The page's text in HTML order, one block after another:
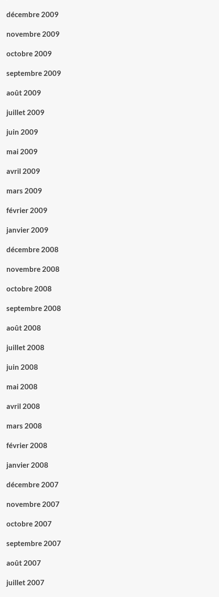
décembre 2009
novembre 2009
octobre 2009
septembre 2009
août 2009
juillet 2009
juin 2009
mai 2009
avril 2009
mars 2009
février 2009
janvier 2009
décembre 2008
novembre 2008
octobre 2008
septembre 2008
août 2008
juillet 2008
juin 2008
mai 2008
avril 2008
mars 2008
février 2008
janvier 2008
décembre 2007
novembre 2007
octobre 2007
septembre 2007
août 2007
juillet 2007